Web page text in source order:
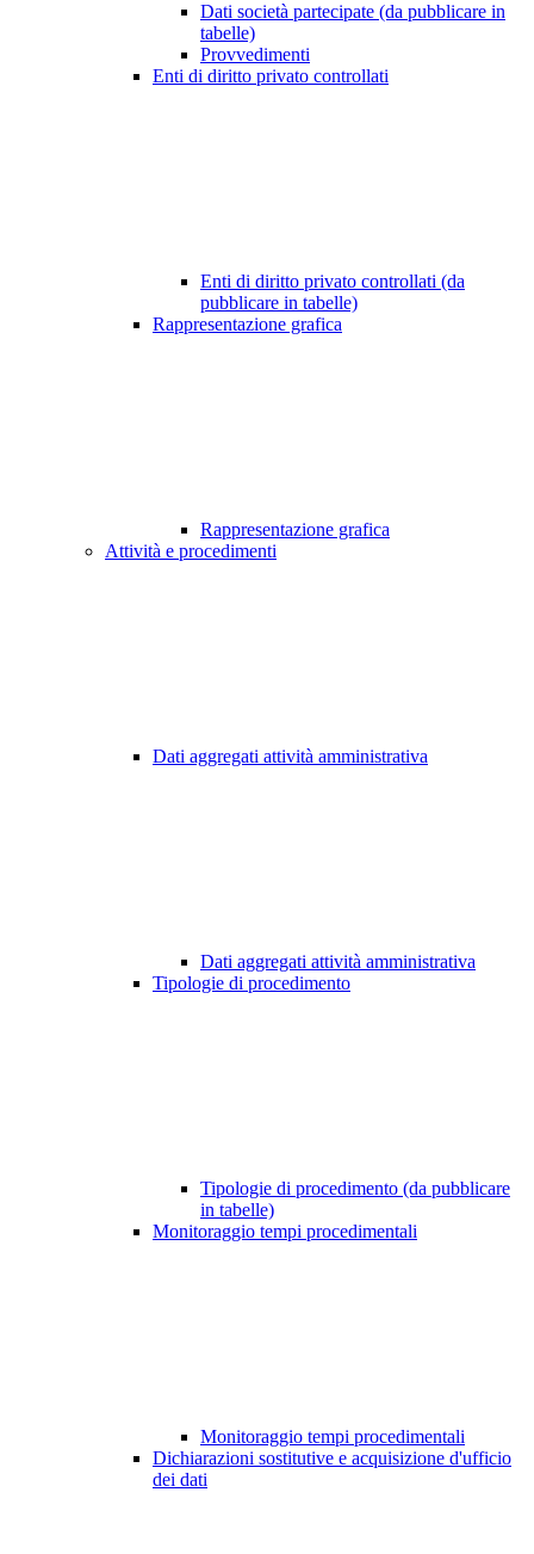
Dati società partecipate (da pubblicare in
tabelle)
Provvedimenti
Enti di diritto privato controllati
Enti di diritto privato controllati (da
pubblicare in tabelle)
Rappresentazione grafica
Rappresentazione grafica
Attività e procedimenti
Dati aggregati attività amministrativa
Dati aggregati attività amministrativa
Tipologie di procedimento
Tipologie di procedimento (da pubblicare
in tabelle)
Monitoraggio tempi procedimentali
Monitoraggio tempi procedimentali
Dichiarazioni sostitutive e acquisizione d'ufficio
dei dati